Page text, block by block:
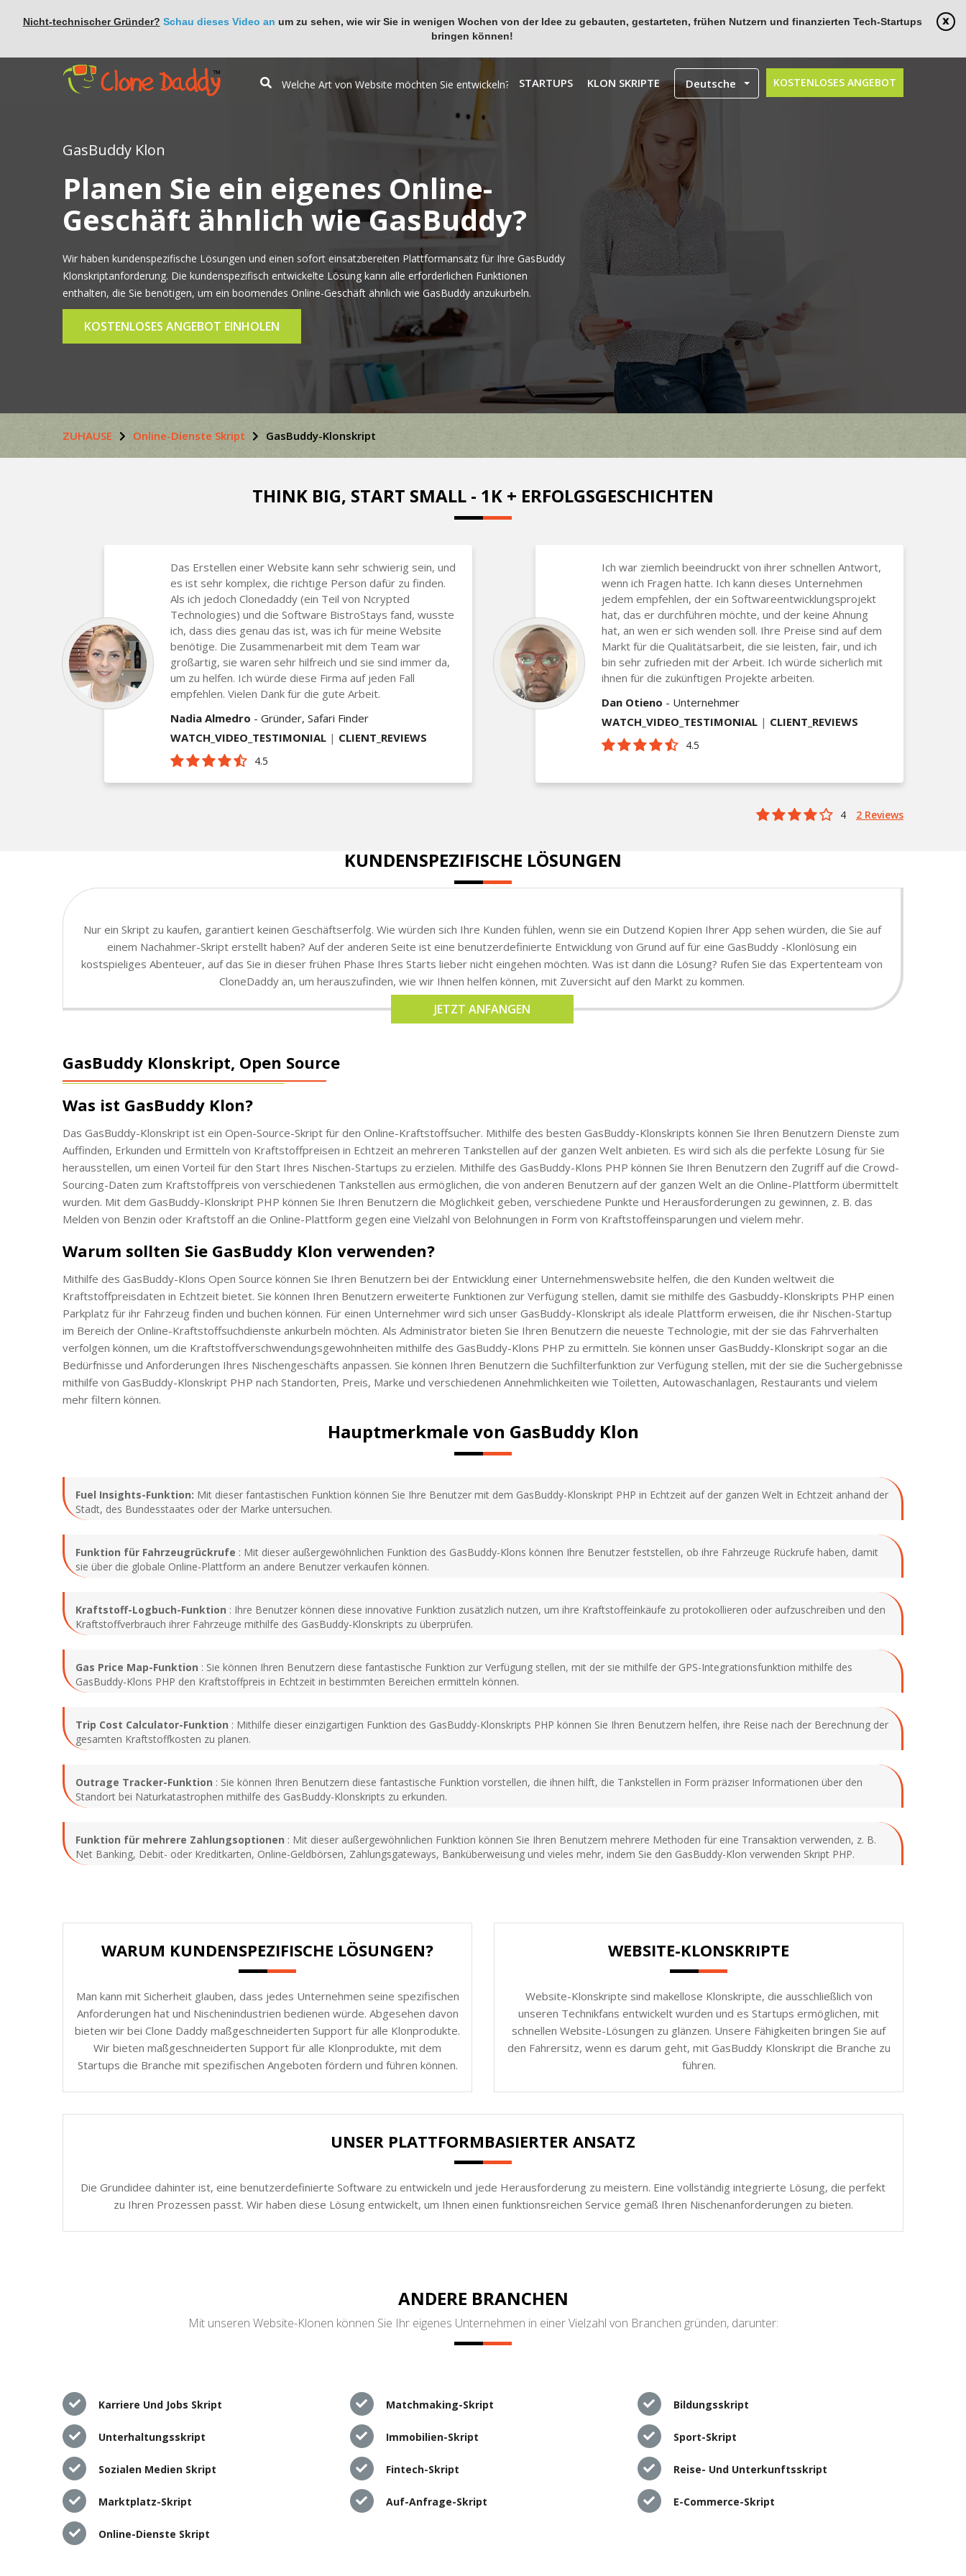
Nicht-technischer Gründer? Schau dieses Video an um zu sehen, wie wir Sie in wenigen Wochen von der Idee zu gebauten, gestarteten, frühen Nutzern und finanzierten Tech-Startups
bringen können!
KOSTENLOSES ANGEBOT
STARTUPS KLON SKRIPTE Deutsche
GasBuddy Klon
Planen Sie ein eigenes Online-
Geschäft ähnlich wie GasBuddy?
Wir haben kundenspezifische Lösungen und einen sofort einsatzbereiten Plattformansatz für Ihre GasBuddy
Klonskriptanforderung. Die kundenspezifisch entwickelte Lösung kann alle erforderlichen Funktionen
enthalten, die Sie benötigen, um ein boomendes Online-Geschäft ähnlich wie GasBuddy anzukurbeln.
KOSTENLOSES ANGEBOT EINHOLEN
ZUHAUSE Online-Dienste Skript GasBuddy-Klonskript
THINK BIG, START SMALL - 1K + ERFOLGSGESCHICHTEN
Das Erstellen einer Website kann sehr schwierig sein, und
es ist sehr komplex, die richtige Person dafür zu finden.
Als ich jedoch Clonedaddy (ein Teil von Ncrypted
Technologies) und die Software BistroStays fand, wusste
ich, dass dies genau das ist, was ich für meine Website
benötige. Die Zusammenarbeit mit dem Team war
großartig, sie waren sehr hilfreich und sie sind immer da,
um zu helfen. Ich würde diese Firma auf jeden Fall
empfehlen. Vielen Dank für die gute Arbeit.
Nadia Almedro - Gründer, Safari Finder
WATCH_VIDEO_TESTIMONIAL | CLIENT_REVIEWS
4.5
Ich war ziemlich beeindruckt von ihrer schnellen Antwort,
wenn ich Fragen hatte. Ich kann dieses Unternehmen
jedem empfehlen, der ein Softwareentwicklungsprojekt
hat, das er durchführen möchte, und der keine Ahnung
hat, an wen er sich wenden soll. Ihre Preise sind auf dem
Markt für die Qualitätsarbeit, die sie leisten, fair, und ich
bin sehr zufrieden mit der Arbeit. Ich würde sicherlich mit
ihnen für die zukünftigen Projekte arbeiten.
Dan Otieno - Unternehmer
WATCH_VIDEO_TESTIMONIAL | CLIENT_REVIEWS
4.5
4 2 Reviews
KUNDENSPEZIFISCHE LÖSUNGEN
Nur ein Skript zu kaufen, garantiert keinen Geschäftserfolg. Wie würden sich Ihre Kunden fühlen, wenn sie ein Dutzend Kopien Ihrer App sehen würden, die Sie auf
einem Nachahmer-Skript erstellt haben? Auf der anderen Seite ist eine benutzerdefinierte Entwicklung von Grund auf für eine GasBuddy -Klonlösung ein
kostspieliges Abenteuer, auf das Sie in dieser frühen Phase Ihres Starts lieber nicht eingehen möchten. Was ist dann die Lösung? Rufen Sie das Expertenteam von
CloneDaddy an, um herauszufinden, wie wir Ihnen helfen können, mit Zuversicht auf den Markt zu kommen.
JETZT ANFANGEN
GasBuddy Klonskript, Open Source
Was ist GasBuddy Klon?
Das GasBuddy-Klonskript ist ein Open-Source-Skript für den Online-Kraftstoffsucher. Mithilfe des besten GasBuddy-Klonskripts können Sie Ihren Benutzern Dienste zum
Auffinden, Erkunden und Ermitteln von Kraftstoffpreisen in Echtzeit an mehreren Tankstellen auf der ganzen Welt anbieten. Es wird sich als die perfekte Lösung für Sie
herausstellen, um einen Vorteil für den Start Ihres Nischen-Startups zu erzielen. Mithilfe des GasBuddy-Klons PHP können Sie Ihren Benutzern den Zugriff auf die Crowd-
Sourcing-Daten zum Kraftstoffpreis von verschiedenen Tankstellen aus ermöglichen, die von anderen Benutzern auf der ganzen Welt an die Online-Plattform übermittelt
wurden. Mit dem GasBuddy-Klonskript PHP können Sie Ihren Benutzern die Möglichkeit geben, verschiedene Punkte und Herausforderungen zu gewinnen, z. B. das
Melden von Benzin oder Kraftstoff an die Online-Plattform gegen eine Vielzahl von Belohnungen in Form von Kraftstoffeinsparungen und vielem mehr.
Warum sollten Sie GasBuddy Klon verwenden?
Mithilfe des GasBuddy-Klons Open Source können Sie Ihren Benutzern bei der Entwicklung einer Unternehmenswebsite helfen, die den Kunden weltweit die
Kraftstoffpreisdaten in Echtzeit bietet. Sie können Ihren Benutzern erweiterte Funktionen zur Verfügung stellen, damit sie mithilfe des Gasbuddy-Klonskripts PHP einen
Parkplatz für ihr Fahrzeug finden und buchen können. Für einen Unternehmer wird sich unser GasBuddy-Klonskript als ideale Plattform erweisen, die ihr Nischen-Startup
im Bereich der Online-Kraftstoffsuchdienste ankurbeln möchten. Als Administrator bieten Sie Ihren Benutzern die neueste Technologie, mit der sie das Fahrverhalten
verfolgen können, um die Kraftstoffverschwendungsgewohnheiten mithilfe des GasBuddy-Klons PHP zu ermitteln. Sie können unser GasBuddy-Klonskript sogar an die
Bedürfnisse und Anforderungen Ihres Nischengeschäfts anpassen. Sie können Ihren Benutzern die Suchfilterfunktion zur Verfügung stellen, mit der sie die Suchergebnisse
mithilfe von GasBuddy-Klonskript PHP nach Standorten, Preis, Marke und verschiedenen Annehmlichkeiten wie Toiletten, Autowaschanlagen, Restaurants und vielem
mehr filtern können.
Hauptmerkmale von GasBuddy Klon
Fuel Insights-Funktion: Mit dieser fantastischen Funktion können Sie Ihre Benutzer mit dem GasBuddy-Klonskript PHP in Echtzeit auf der ganzen Welt in Echtzeit anhand der
Stadt, des Bundesstaates oder der Marke untersuchen.
Funktion für Fahrzeugrückrufe : Mit dieser außergewöhnlichen Funktion des GasBuddy-Klons können Ihre Benutzer feststellen, ob ihre Fahrzeuge Rückrufe haben, damit
sie über die globale Online-Plattform an andere Benutzer verkaufen können.
Kraftstoff-Logbuch-Funktion : Ihre Benutzer können diese innovative Funktion zusätzlich nutzen, um ihre Kraftstoffeinkäufe zu protokollieren oder aufzuschreiben und den
Kraftstoffverbrauch ihrer Fahrzeuge mithilfe des GasBuddy-Klonskripts zu überprüfen.
Gas Price Map-Funktion : Sie können Ihren Benutzern diese fantastische Funktion zur Verfügung stellen, mit der sie mithilfe der GPS-Integrationsfunktion mithilfe des
GasBuddy-Klons PHP den Kraftstoffpreis in Echtzeit in bestimmten Bereichen ermitteln können.
Trip Cost Calculator-Funktion : Mithilfe dieser einzigartigen Funktion des GasBuddy-Klonskripts PHP können Sie Ihren Benutzern helfen, ihre Reise nach der Berechnung der
gesamten Kraftstoffkosten zu planen.
Outrage Tracker-Funktion : Sie können Ihren Benutzern diese fantastische Funktion vorstellen, die ihnen hilft, die Tankstellen in Form präziser Informationen über den
Standort bei Naturkatastrophen mithilfe des GasBuddy-Klonskripts zu erkunden.
Funktion für mehrere Zahlungsoptionen : Mit dieser außergewöhnlichen Funktion können Sie Ihren Benutzern mehrere Methoden für eine Transaktion verwenden, z. B.
Net Banking, Debit- oder Kreditkarten, Online-Geldbörsen, Zahlungsgateways, Banküberweisung und vieles mehr, indem Sie den GasBuddy-Klon verwenden Skript PHP.
WARUM KUNDENSPEZIFISCHE LÖSUNGEN?
Man kann mit Sicherheit glauben, dass jedes Unternehmen seine spezifischen
Anforderungen hat und Nischenindustrien bedienen würde. Abgesehen davon
bieten wir bei Clone Daddy maßgeschneiderten Support für alle Klonprodukte.
Wir bieten maßgeschneiderten Support für alle Klonprodukte, mit dem
Startups die Branche mit spezifischen Angeboten fördern und führen können.
WEBSITE-KLONSKRIPTE
Website-Klonskripte sind makellose Klonskripte, die ausschließlich von
unseren Technikfans entwickelt wurden und es Startups ermöglichen, mit
schnellen Website-Lösungen zu glänzen. Unsere Fähigkeiten bringen Sie auf
den Fahrersitz, wenn es darum geht, mit GasBuddy Klonskript die Branche zu
führen.
UNSER PLATTFORMBASIERTER ANSATZ
Die Grundidee dahinter ist, eine benutzerdefinierte Software zu entwickeln und jede Herausforderung zu meistern. Eine vollständig integrierte Lösung, die perfekt
zu Ihren Prozessen passt. Wir haben diese Lösung entwickelt, um Ihnen einen funktionsreichen Service gemäß Ihren Nischenanforderungen zu bieten.
ANDERE BRANCHEN
Mit unseren Website-Klonen können Sie Ihr eigenes Unternehmen in einer Vielzahl von Branchen gründen, darunter:
Karriere Und Jobs Skript Matchmaking-Skript Bildungsskript
Unterhaltungsskript Immobilien-Skript Sport-Skript
Sozialen Medien Skript Fintech-Skript Reise- Und Unterkunftsskript
Marktplatz-Skript Auf-Anfrage-Skript E-Commerce-Skript
Online-Dienste Skript